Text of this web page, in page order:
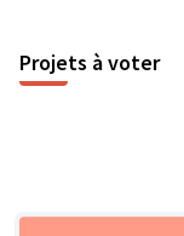
Projets à voter